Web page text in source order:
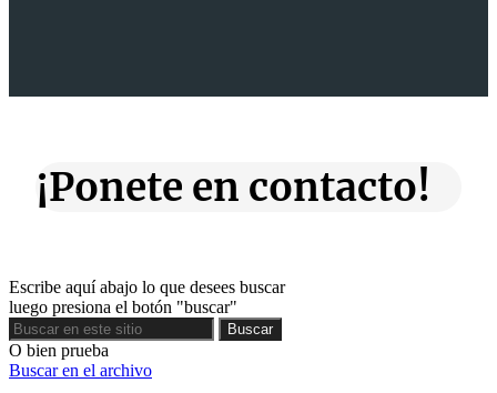
¡Ponete en contacto!
Escribe aquí abajo lo que desees buscar
luego presiona el botón "buscar"
Buscar
Buscar
O bien prueba
Buscar en el archivo